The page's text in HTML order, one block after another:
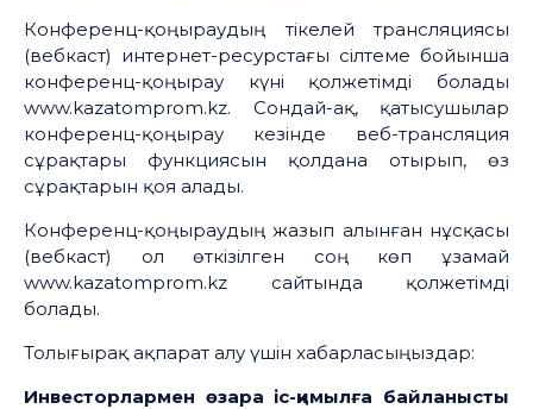
Конференц-қоңыраудың тікелей трансляциясы
(вебкаст) интернет-ресурстағы сілтеме бойынша
конференц-қоңырау күні қолжетімді болады
www.kazatomprom.kz. Сондай-ақ, қатысушылар
конференц-қоңырау кезінде веб-трансляция
сұрақтары функциясын қолдана отырып, өз
сұрақтарын қоя алады.
Конференц-қоңыраудың жазып алынған нұсқасы
(вебкаст) ол өткізілген соң көп ұзамай
www.kazatomprom.kz сайтында қолжетімді
болады.
Толығырақ ақпарат алу үшін хабарласыңыздар:
Инвесторлармен өзара іс-қимылға байланысты